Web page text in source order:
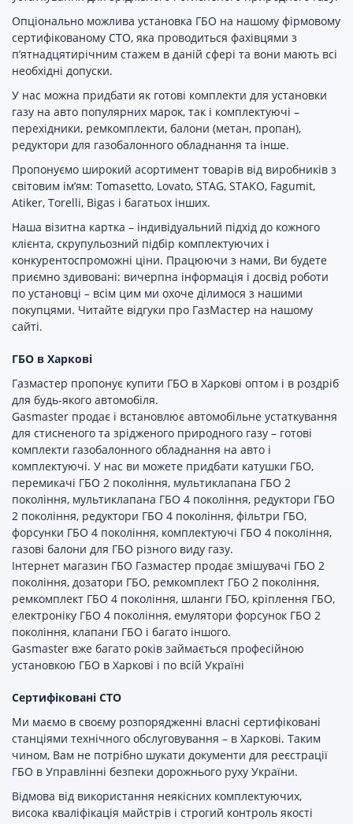
Опціонально можлива установка ГБО на нашому фірмовому
сертифікованому СТО, яка проводиться фахівцями з
п’ятнадцятирічним стажем в даній сфері та вони мають всі
необхідні допуски.
У нас можна придбати як готові комплекти для установки
газу на авто популярних марок, так і комплектуючі –
перехідники, ремкомплекти, балони (метан, пропан),
редуктори для газобалонного обладнання та інше.
Пропонуємо широкий асортимент товарів від виробників з
світовим ім’ям: Tomasetto, Lovato, STAG, STAKO, Fagumit,
Atiker, Torelli, Bigas і багатьох інших.
Наша візитна картка – індивідуальний підхід до кожного
клієнта, скрупульозний підбір комплектуючих і
конкурентоспроможні ціни. Працюючи з нами, Ви будете
приємно здивовані: вичерпна інформація і досвід роботи
по установці – всім цим ми охоче ділимося з нашими
покупцями. Читайте відгуки про ГазМастер на нашому
сайті.
ГБО в Харкові
Газмастер пропонує купити ГБО в Харкові оптом і в роздріб
для будь-якого автомобіля.
Gasmaster продає і встановлює автомобільне устаткування
для стисненого та зрідженого природного газу – готові
комплекти газобалонного обладнання на авто і
комплектуючі. У нас ви можете придбати катушки ГБО,
перемикачі ГБО 2 покоління, мультиклапана ГБО 2
покоління, мультиклапана ГБО 4 покоління, редуктори ГБО
2 покоління, редуктори ГБО 4 покоління, фільтри ГБО,
форсунки ГБО 4 покоління, комплектуючі ГБО 4 покоління,
газові балони для ГБО різного виду газу.
Інтернет магазин ГБО Газмастер продає змішувачі ГБО 2
покоління, дозатори ГБО, ремкомплект ГБО 2 покоління,
ремкомплект ГБО 4 покоління, шланги ГБО, кріплення ГБО,
електроніку ГБО 4 покоління, емулятори форсунок ГБО 2
покоління, клапани ГБО і багато іншого.
Gasmaster вже багато років займається професійною
установкою ГБО в Харкові і по всій Україні
Cертифіковані СТО
Ми маємо в своєму розпорядженні власні сертифіковані
станціями технічного обслуговування – в Харкові. Таким
чином, Вам не потрібно шукати документи для реєстрації
ГБО в Управлінні безпеки дорожнього руху України.
Відмова від використання неякісних комплектуючих,
висока кваліфікація майстрів і строгий контроль якості